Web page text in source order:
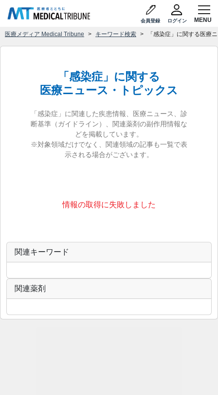
会員登録 ログイン
医療メディア Medical Tribune キーワード検索 「感染症」に関する医療
「感染症」に関する
医療ニュース・トピックス
「感染症」に関連した疾患情報、医療ニュース、診
断基準（ガイドライン）、関連薬剤の副作用情報な
どを掲載しています。
※対象領域だけでなく、関連領域の記事も一覧で表
示される場合がございます。
情報の取得に失敗しました
関連キーワード
関連薬剤